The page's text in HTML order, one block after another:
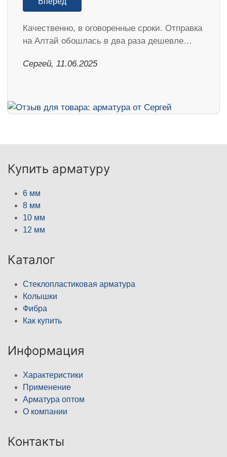
Качественно, в оговоренные сроки. Отправка
на Алтай обошлась в два раза дешевле…
Сергей, 11.06.2025
Купить арматуру
6 мм
8 мм
10 мм
12 мм
Каталог
Стеклопластиковая арматура
Колышки
Фибра
Как купить
Информация
Характеристики
Применение
Арматура оптом
О компании
Контакты